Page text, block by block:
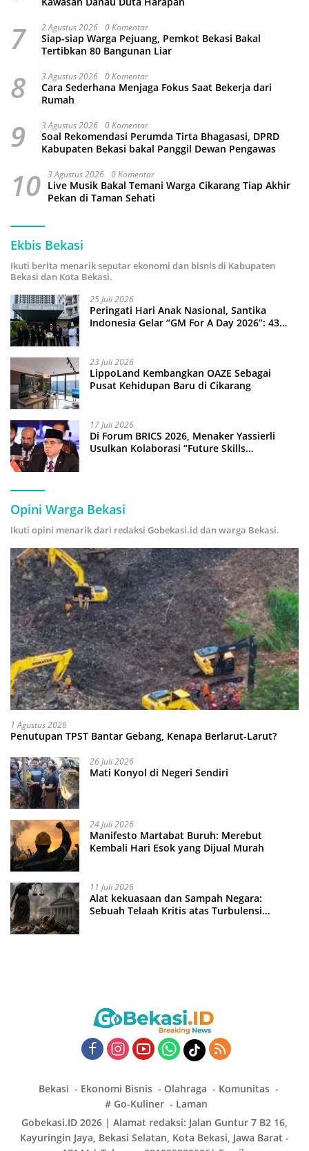
7 2 Agustus 2026 0 Komentar
Siap-siap Warga Pejuang, Pemkot Bekasi Bakal
Tertibkan 80 Bangunan Liar
8 3 Agustus 2026 0 Komentar
Cara Sederhana Menjaga Fokus Saat Bekerja dari
Rumah
9 3 Agustus 2026 0 Komentar
Soal Rekomendasi Perumda Tirta Bhagasasi, DPRD
Kabupaten Bekasi bakal Panggil Dewan Pengawas
10 3 Agustus 2026 0 Komentar
Live Musik Bakal Temani Warga Cikarang Tiap Akhir
Pekan di Taman Sehati
Ekbis Bekasi
Ikuti berita menarik seputar ekonomi dan bisnis di Kabupaten
Bekasi dan Kota Bekasi.
25 Juli 2026
Peringati Hari Anak Nasional, Santika
Indonesia Gelar “GM For A Day 2026”: 43
23 Juli 2026
LippoLand Kembangkan OAZE Sebagai
Pusat Kehidupan Baru di Cikarang
17 Juli 2026
Di Forum BRICS 2026, Menaker Yassierli
Usulkan Kolaborasi “Future Skills
Opini Warga Bekasi
Ikuti opini menarik dari redaksi Gobekasi.id dan warga Bekasi.
1 Agustus 2026
Penutupan TPST Bantar Gebang, Kenapa Berlarut-Larut?
26 Juli 2026
Mati Konyol di Negeri Sendiri
24 Juli 2026
Manifesto Martabat Buruh: Merebut
Kembali Hari Esok yang Dijual Murah
11 Juli 2026
Alat kekuasaan dan Sampah Negara:
Sebuah Telaah Kritis atas Turbulensi
Bekasi Ekonomi Bisnis Olahraga
Komunitas
# Go-Kuliner
Laman
Gobekasi.ID 2026 | Alamat redaksi: Jalan Guntur 7 B2 16,
Kayuringin Jaya, Bekasi Selatan, Kota Bekasi, Jawa Barat -